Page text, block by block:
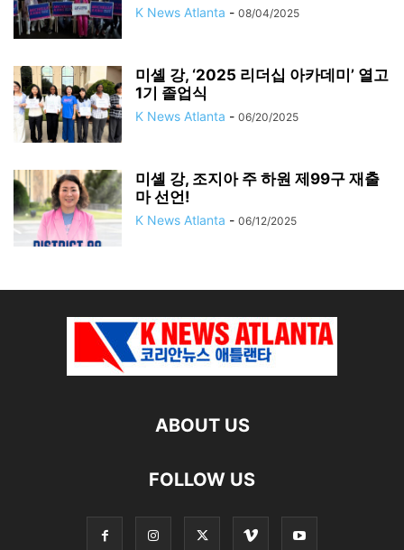
K News Atlanta - 08/04/2025
미셸 강, ‘2025 리더십 아카데미’ 열고
1기 졸업식
K News Atlanta - 06/20/2025
미셸 강, 조지아 주 하원 제99구 재출
마 선언!
K News Atlanta - 06/12/2025
ABOUT US
FOLLOW US